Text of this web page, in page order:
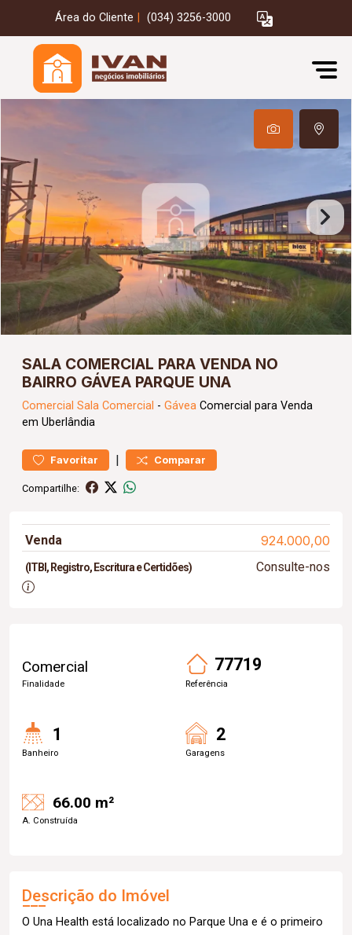
Área do Cliente (034) 3256-3000
SALA COMERCIAL PARA VENDA NO
BAIRRO GÁVEA PARQUE UNA
Comercial Sala Comercial - Gávea Comercial para Venda
em Uberlândia
Favoritar | Comparar
Compartilhe:
Venda 924.000,00
(ITBI, Registro, Escritura e Certidões) Consulte-nos
Comercial
Finalidade
77719
Referência
1
Banheiro
2
Garagens
66.00 m²
A. Construída
Descrição do Imóvel
O Una Health está localizado no Parque Una e é o primeiro